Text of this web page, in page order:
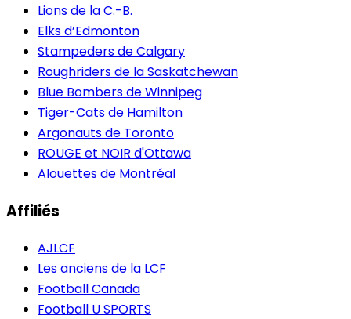
Lions de la C.-B.
Elks d’Edmonton
Stampeders de Calgary
Roughriders de la Saskatchewan
Blue Bombers de Winnipeg
Tiger-Cats de Hamilton
Argonauts de Toronto
ROUGE et NOIR d'Ottawa
Alouettes de Montréal
Affiliés
AJLCF
Les anciens de la LCF
Football Canada
Football U SPORTS